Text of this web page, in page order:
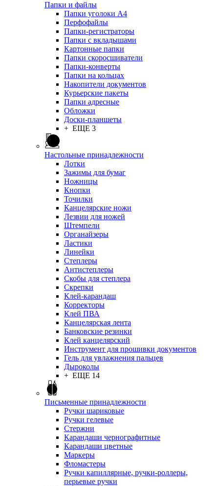
Папки и файлы
Папки уголоки А4
Перфофайлы
Папки-регистраторы
Папки с вкладышами
Картонные папки
Папки скоросшиватели
Папки-конверты
Папки на кольцах
Накопители документов
Курьерские пакеты
Папки адресные
Обложки
Доски-планшеты
+ ЕЩЕ 3
Настольные принадлежности
Лотки
Зажимы для бумаг
Ножницы
Кнопки
Точилки
Канцелярские ножи
Лезвии для ножей
Штемпели
Органайзеры
Ластики
Линейки
Степлеры
Антистеплеры
Скобы для степлера
Скрепки
Клей-карандаш
Корректоры
Клей ПВА
Канцелярская лента
Банковские резинки
Клей канцелярский
Инструмент для прошивки документов
Гель для увлажнения пальцев
Дыроколы
+ ЕЩЕ 14
Письменные принадлежности
Ручки шариковые
Ручки гелевые
Стержни
Карандаши чернографитные
Карандаши цветные
Маркеры
Фломастеры
Ручки капиллярные, ручки-роллеры,
перьевые ручки